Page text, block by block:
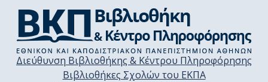
Διεύθυνση Βιβλιοθήκης & Κέντρου Πληροφόρησης
Βιβλιοθήκες Σχολών του ΕΚΠΑ